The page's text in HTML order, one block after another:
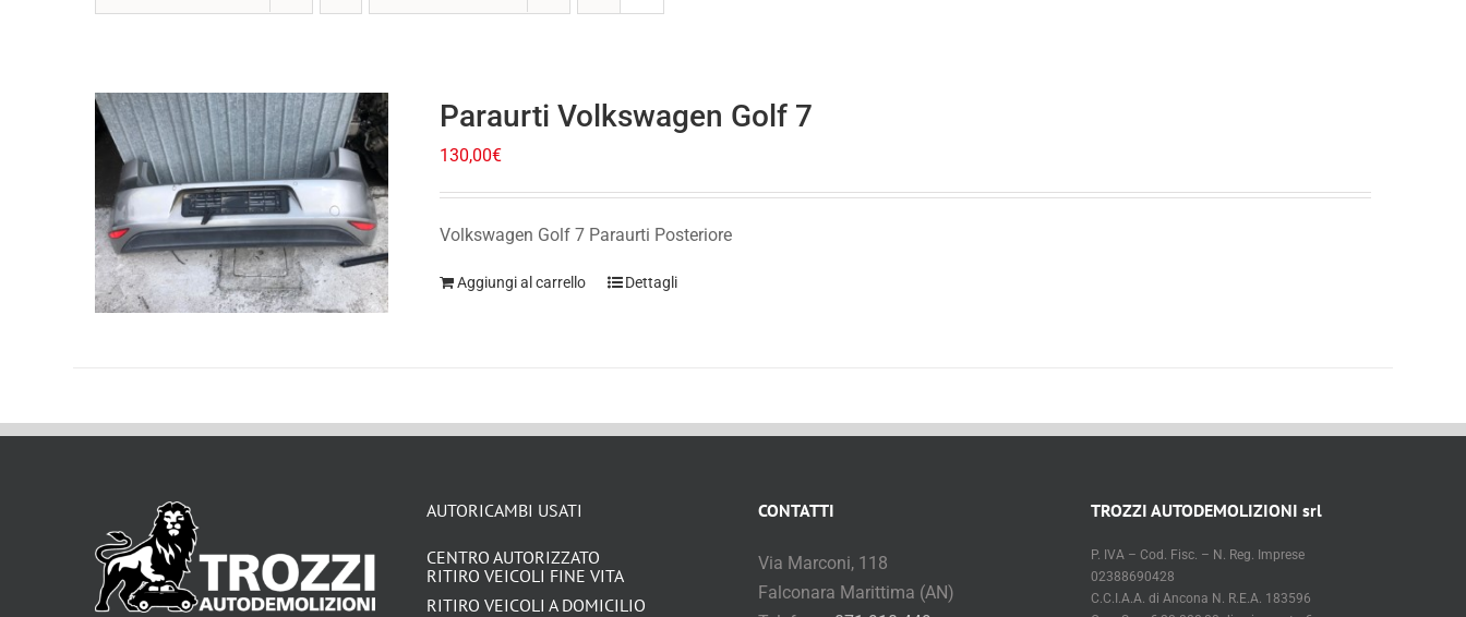
Paraurti Volkswagen Golf 7
130,00€
Volkswagen Golf 7 Paraurti Posteriore
Aggiungi al carrello Dettagli
AUTORICAMBI USATI
CENTRO AUTORIZZATO
RITIRO VEICOLI FINE VITA
RITIRO VEICOLI A DOMICILIO
CONTATTI
Via Marconi, 118
Falconara Marittima (AN)
TROZZI AUTODEMOLIZIONI srl
P. IVA – Cod. Fisc. – N. Reg. Imprese
02388690428
C.C.I.A.A. di Ancona N. R.E.A. 183596